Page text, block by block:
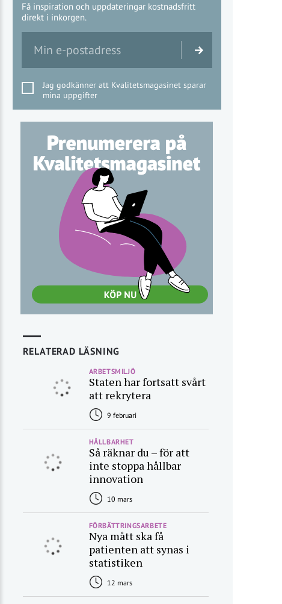
Få inspiration och uppdateringar kostnadsfritt
direkt i inkorgen.
Jag godkänner att Kvalitetsmagasinet sparar
mina uppgifter
RELATERAD LÄSNING
ARBETSMILJÖ
Staten har fortsatt svårt
att rekrytera
9 februari
HÅLLBARHET
Så räknar du – för att
inte stoppa hållbar
innovation
10 mars
FÖRBÄTTRINGSARBETE
Nya mått ska få
patienten att synas i
statistiken
12 mars